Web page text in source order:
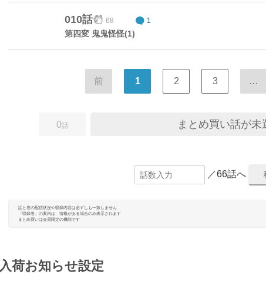
010話 68 1
第四変 鬼鬼怪怪(1)
前 1 2 3 …
0話 まとめ買い話が未
／66話へ
話と巻の配信状況や収録内容は必ずしも一致しません
「収録巻」の案内は、情報がある場合のみ表示されます
まとめ買いは会員限定の機能です
入荷お知らせ設定